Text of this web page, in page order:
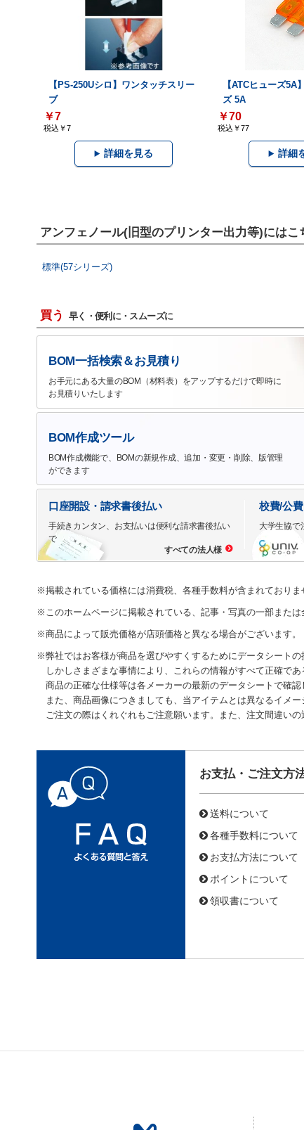
【PS-250Uシロ】ワンタッチスリー
ブ
￥7
税込￥7
詳細を見る
【ATCヒューズ5A
ズ 5A
￥70
税込￥77
詳細
アンフェノール(旧型のプリンター出力等)にはこ
標準(57シリーズ)
買う 早く・便利に・スムーズに
BOM一括検索＆お見積り
お手元にある大量のBOM（材料表）をアップするだけで即時に
お見積りいたします
BOM作成ツール
BOM作成機能で、BOMの新規作成、追加・変更・削除、版管理
ができます
口座開設・請求書後払い
手続きカンタン、お支払いは便利な請求書後払い
で
すべての法人様
校費/公
大学生協で
※掲載されている価格には消費税、各種手数料が含まれており
※このホームページに掲載されている、記事・写真の一部また
※商品によって販売価格が店頭価格と異なる場合がございます。
※弊社ではお客様が商品を選びやすくするためにデータシートの
しかしさまざまな事情により、これらの情報がすべて正確で
商品の正確な仕様等は各メーカーの最新のデータシートで確認
また、商品画像につきましても、当アイテムとは異なるイメ
ご注文の際はくれぐれもご注意願います。また、注文間違い
お支払・ご注文方
送料について
各種手数料について
お支払方法について
ポイントについて
領収書について